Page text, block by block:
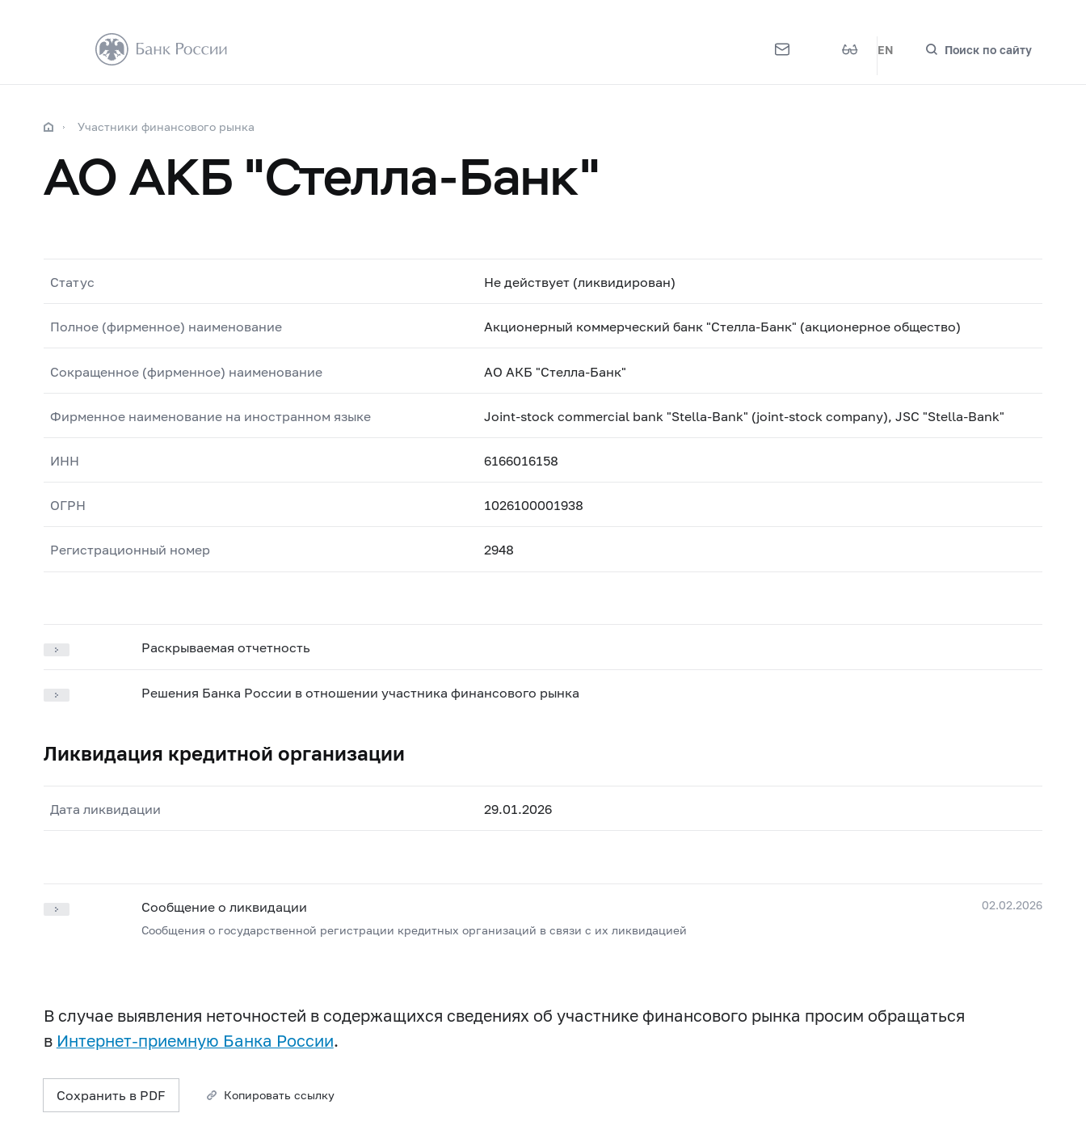
EN Поиск по сайту
Участники финансового рынка
АО АКБ "Стелла-Банк"
Статус Не действует (ликвидирован)
Полное (фирменное) наименование Акционерный коммерческий банк "Стелла-Банк" (акционерное общество)
Сокращенное (фирменное) наименование АО АКБ "Стелла-Банк"
Фирменное наименование на иностранном языке Joint-stock commercial bank "Stella-Bank" (joint-stock company), JSC "Stella-Bank"
ИНН 6166016158
ОГРН 1026100001938
Регистрационный номер 2948
Раскрываемая отчетность
Решения Банка России в отношении участника финансового рынка
Ликвидация кредитной организации
Дата ликвидации 29.01.2026
02.02.2026
Сообщение о ликвидации
Сообщения о государственной регистрации кредитных организаций в связи с их ликвидацией
В случае выявления неточностей в содержащихся сведениях об участнике финансового рынка просим обращаться
в Интернет-приемную Банка России.
Сохранить в PDF Копировать ссылку